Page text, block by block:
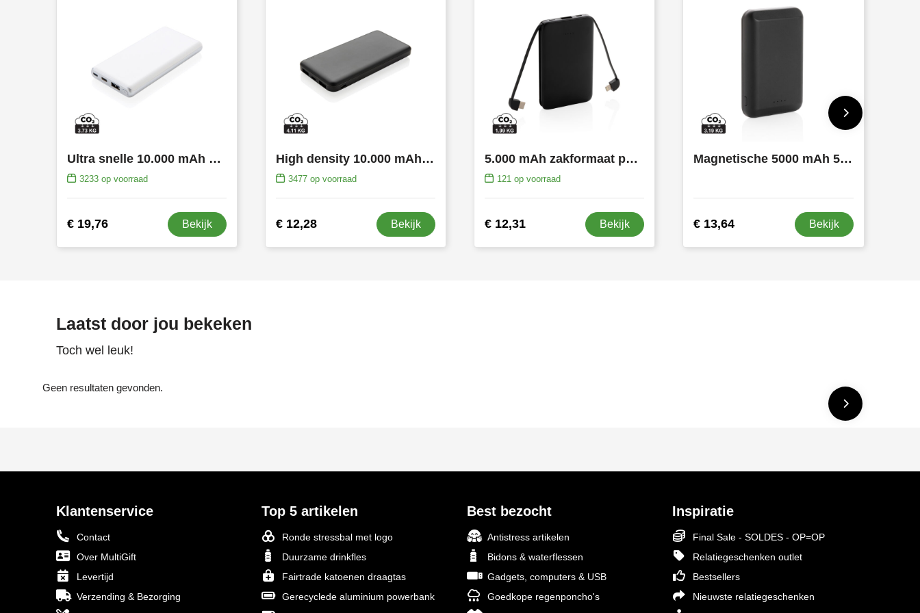
Ultra snelle 10.000 mAh powerbank met PD
3233op voorraad
€ 19,76 Bekijk
High density 10.000 mAh zakformaat powerbank
3477op voorraad
€ 12,28 Bekijk
5.000 mAh zakformaat powerbank met geïntegreerde kabels
121 op voorraad
€ 12,31 Bekijk
Magnetische 5000 mAh 5W draadloze powerbank
€ 13,64 Bekijk
Laatst door jou bekeken
Toch wel leuk!
Geen resultaten gevonden.
Klantenservice
Contact
Over MultiGift
Levertijd
Verzending & Bezorging
Top 5 artikelen
Ronde stressbal met logo
Duurzame drinkfles
Fairtrade katoenen draagtas
Gerecyclede aluminium powerbank
Best bezocht
Antistress artikelen
Bidons & waterflessen
Gadgets, computers & USB
Goedkope regenponcho's
Inspiratie
Final Sale - SOLDES - OP=OP
Relatiegeschenken outlet
Bestsellers
Nieuwste relatiegeschenken